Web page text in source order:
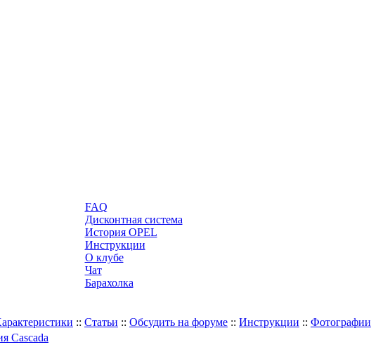
FAQ
Дисконтная система
История OPEL
Инструкции
О клубе
Чат
Барахолка
:: Статьи :: Обсудить на форуме :: Инструкции :: Фотографии
Cascada